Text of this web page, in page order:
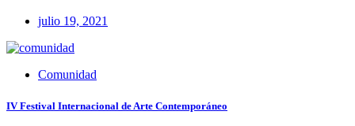
julio 19, 2021
Comunidad
IV Festival Internacional de Arte Contemporáneo